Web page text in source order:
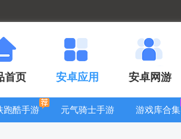
首页 安卓应用 安卓网游
跑酷手游
元气骑士手游
游戏库合集